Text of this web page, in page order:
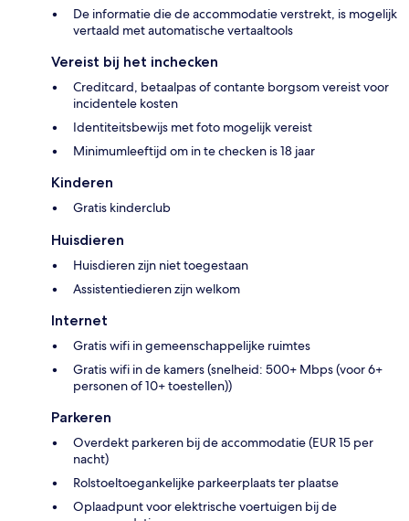
De informatie die de accommodatie verstrekt, is mogelijk
vertaald met automatische vertaaltools
Vereist bij het inchecken
Creditcard, betaalpas of contante borgsom vereist voor
incidentele kosten
Identiteitsbewijs met foto mogelijk vereist
Minimumleeftijd om in te checken is 18 jaar
Kinderen
Gratis kinderclub
Huisdieren
Huisdieren zijn niet toegestaan
Assistentiedieren zijn welkom
Internet
Gratis wifi in gemeenschappelijke ruimtes
Gratis wifi in de kamers (snelheid: 500+ Mbps (voor 6+
personen of 10+ toestellen))
Parkeren
Overdekt parkeren bij de accommodatie (EUR 15 per
nacht)
Rolstoeltoegankelijke parkeerplaats ter plaatse
Oplaadpunt voor elektrische voertuigen bij de